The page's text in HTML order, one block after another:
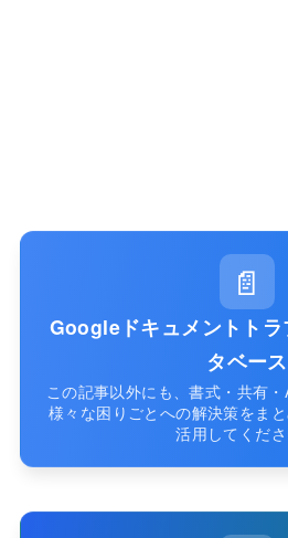
📄
Googleドキュメントト
タベース
この記事以外にも、書式・共有
様々な困りごとへの解決策をま
活用してくださ